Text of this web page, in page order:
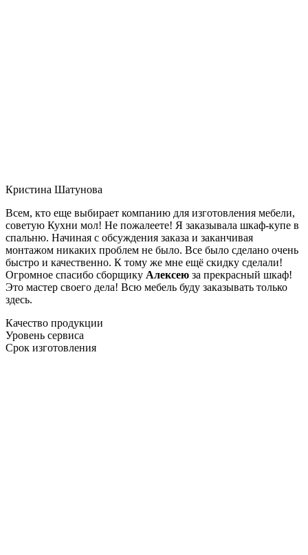
Кристина Шатунова
Всем, кто еще выбирает компанию для изготовления мебели,
советую Кухни мол! Не пожалеете! Я заказывала шкаф-купе в
спальню. Начиная с обсуждения заказа и заканчивая
монтажом никаких проблем не было. Все было сделано очень
быстро и качественно. К тому же мне ещё скидку сделали!
Огромное спасибо сборщику Алексею за прекрасный шкаф!
Это мастер своего дела! Всю мебель буду заказывать только
здесь.
Качество продукции
Уровень сервиса
Срок изготовления